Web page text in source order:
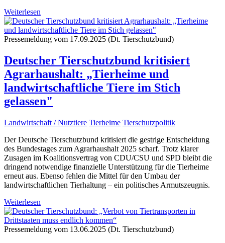
Weiterlesen
Pressemeldung vom 17.09.2025 (Dt. Tierschutzbund)
Deutscher Tierschutzbund kritisiert
Agrarhaushalt: „Tierheime und
landwirtschaftliche Tiere im Stich
gelassen"
Landwirtschaft / Nutztiere Tierheime Tierschutzpolitik
Der Deutsche Tierschutzbund kritisiert die gestrige Entscheidung
des Bundestages zum Agrarhaushalt 2025 scharf. Trotz klarer
Zusagen im Koalitionsvertrag von CDU/CSU und SPD bleibt die
dringend notwendige finanzielle Unterstützung für die Tierheime
erneut aus. Ebenso fehlen die Mittel für den Umbau der
landwirtschaftlichen Tierhaltung – ein politisches Armutszeugnis.
Weiterlesen
Pressemeldung vom 13.06.2025 (Dt. Tierschutzbund)